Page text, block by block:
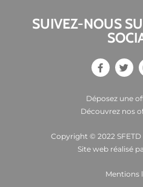
SUIVEZ-NOUS
Déposez une
Découvrez nos
Copyright © 2022 SFETD
Site web réalisé
Mentions